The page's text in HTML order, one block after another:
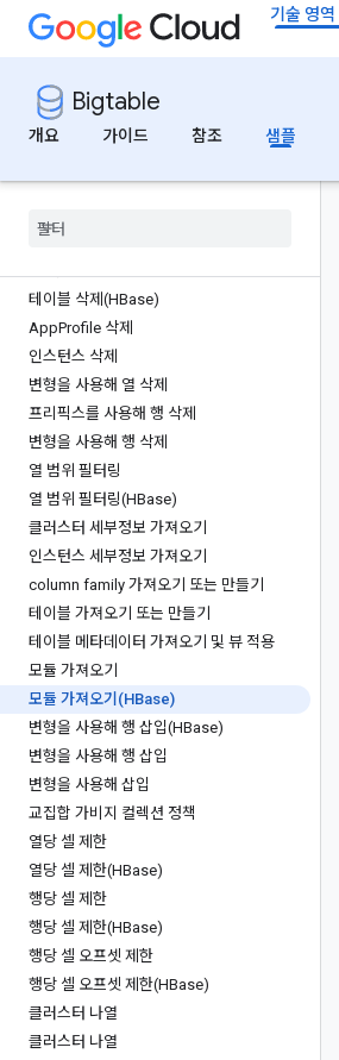
기술 영역
Bigtable
개요
가이드 참조 샘플
프로덕션 인스턴스 만들기
복제된 클러스터 만들기
테이블 만들기(HBase)
AppProfile 만들기
연결 만들기(HBase)
계열 삭제
테이블 삭제(HBase)
AppProfile 삭제
인스턴스 삭제
변형을 사용해 열 삭제
프리픽스를 사용해 행 삭제
변형을 사용해 행 삭제
열 범위 필터링
열 범위 필터링(HBase)
클러스터 세부정보 가져오기
인스턴스 세부정보 가져오기
column family 가져오기 또는 만들기
테이블 가져오기 또는 만들기
테이블 메타데이터 가져오기 및 뷰 적용
모듈 가져오기
모듈 가져오기(HBase)
변형을 사용해 행 삽입(HBase)
변형을 사용해 행 삽입
변형을 사용해 삽입
교집합 가비지 컬렉션 정책
열당 셀 제한
열당 셀 제한(HBase)
행당 셀 제한
행당 셀 제한(HBase)
행당 셀 오프셋 제한
행당 셀 오프셋 제한(HBase)
클러스터 나열
클러스터 나열